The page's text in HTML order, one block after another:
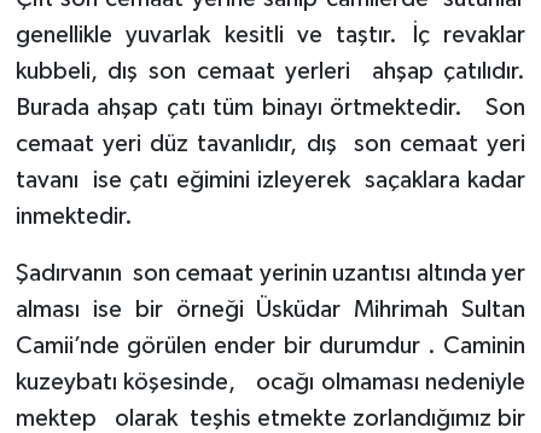
genellikle yuvarlak kesitli ve taştır. İç revaklar
kubbeli, dış son cemaat yerleri
ahşap çatılıdır.
Burada ahşap çatı tüm binayı örtmektedir.
Son
cemaat yeri düz tavanlıdır, dış
son cemaat yeri
tavanı
ise çatı eğimini izleyerek
saçaklara kadar
inmektedir.
Şadırvanın son cemaat yerinin uzantısı altında yer
alması ise bir örneği Üsküdar Mihrimah Sultan
Camii’nde görülen ender bir durumdur . Caminin
kuzeybatı köşesinde,
ocağı olmaması nedeniyle
mektep
olarak teşhis etmekte zorlandığımız bir